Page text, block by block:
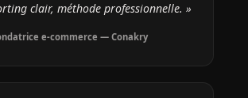
clair, méthode professionnelle. »
e-commerce — Conakry